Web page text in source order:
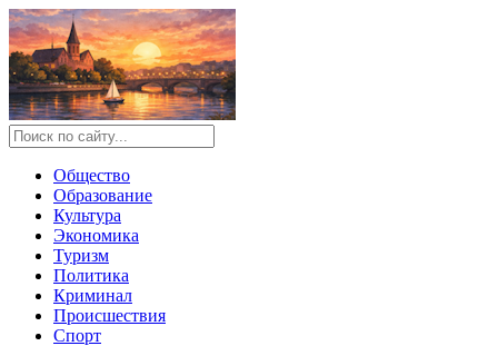
Общество
Образование
Культура
Экономика
Туризм
Политика
Криминал
Происшествия
Спорт